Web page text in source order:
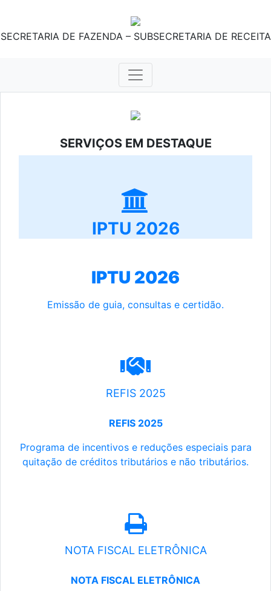
SECRETARIA DE FAZENDA – SUBSECRETARIA DE RECEITA
SERVIÇOS EM DESTAQUE
IPTU 2026
IPTU 2026
Emissão de guia, consultas e certidão.
REFIS 2025
REFIS 2025
Programa de incentivos e reduções especiais para
quitação de créditos tributários e não tributários.
NOTA FISCAL ELETRÔNICA
NOTA FISCAL ELETRÔNICA